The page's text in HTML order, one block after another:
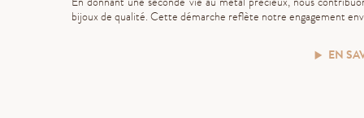
bijoux de qualité. Cette démarche reflète notre engagement
EN